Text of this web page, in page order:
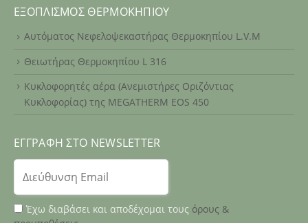
ΕΞΟΠΛΙΣΜΌΣ ΘΕΡΜΟΚΗΠΊΟΥ
Αυτόματος Νεφελοψεκαστήρας Θερμοκηπίου L.V.M
Θειωτήρας Θερμοκηπίου L 316
Κυκλοφορητές αέρα (Ανεμιστήρες Οριζόντιας
Κυκλοφορίας) της MEGATHERM EOS 450
ΕΓΓΡΑΦΉ ΣΤΟ NEWSLETTER
Έχω διαβάσει και αποδέχομαι τους όρους &